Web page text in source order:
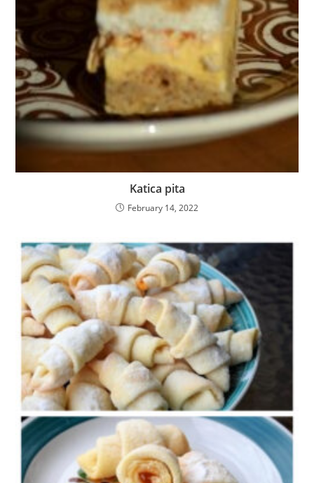
Katica pita
February 14, 2022